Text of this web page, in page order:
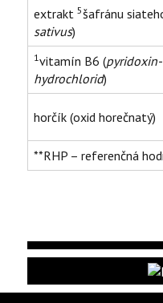
extrakt5šafránu
sativus)
1vitamín B6 (pyridoxin-
hydrochlorid)
horčík (oxid horečnatý)
**RHP – referenčná